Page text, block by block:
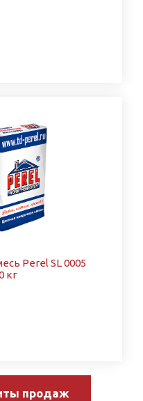
Perel SL 0005
кг
продаж